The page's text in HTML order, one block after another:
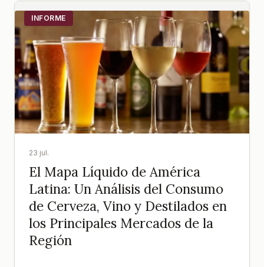
INFORME
23 jul.
El Mapa Líquido de América
Latina: Un Análisis del Consumo
de Cerveza, Vino y Destilados en
los Principales Mercados de la
Región